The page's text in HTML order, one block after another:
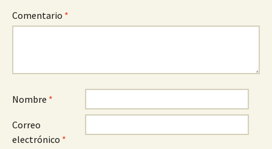
Comentario *
Nombre *
Correo
electrónico *